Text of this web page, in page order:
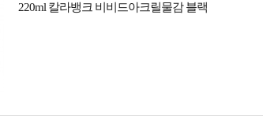
220ml 칼라뱅크 비비드아크릴물감 블랙